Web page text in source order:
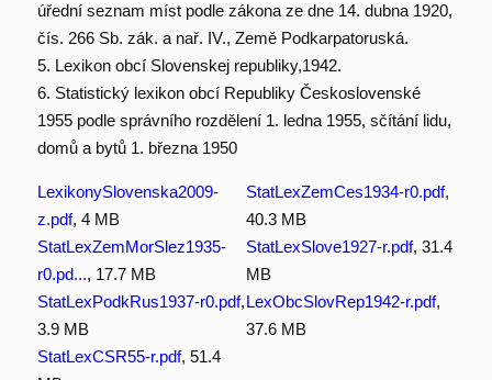
úřední seznam míst podle zákona ze dne 14. dubna 1920,
čís. 266 Sb. zák. a nař. IV., Země Podkarpatoruská.
5. Lexikon obcí Slovenskej republiky,1942.
6. Statistický lexikon obcí Republiky Československé
1955 podle správního rozdělení 1. ledna 1955, sčítání lidu,
domů a bytů 1. března 1950
LexikonySlovenska2009-
z.pdf, 4 MB
StatLexZemCes1934-r0.pdf,
40.3 MB
StatLexZemMorSlez1935-
r0.pd..., 17.7 MB
StatLexSlove1927-r.pdf, 31.4
MB
StatLexPodkRus1937-r0.pdf,
3.9 MB
LexObcSlovRep1942-r.pdf,
37.6 MB
StatLexCSR55-r.pdf, 51.4